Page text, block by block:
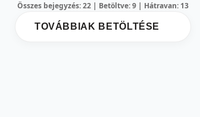
Összes bejegyzés: 22 | Betöltve: 9 | Hátravan: 13
TOVÁBBIAK BETÖLTÉSE